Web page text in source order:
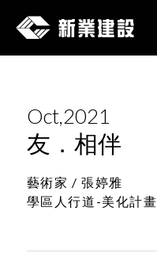
新
建
設
Oct,2021
友．相伴
藝術家 /張婷雅
學區人行道-美化計畫